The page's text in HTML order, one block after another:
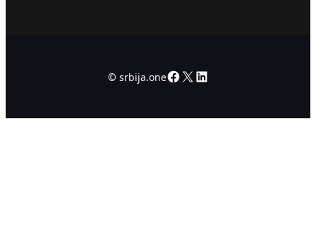
© srbija.oneFacebook
X LinkedIn